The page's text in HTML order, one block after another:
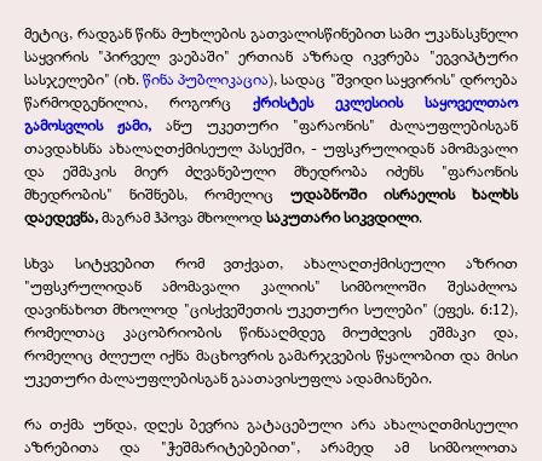
მეტიც, რადგან წინა მუხლების გათვალისწინებით სამი უკანასკნელი
საყვირის "პირველ ვაებაში" ერთიან აზრად იკვრება "ეგვიპტური
სასჯელები" (იხ.წინა პუბლიკაცია), სადაც "შვიდი საყვირის" დროება
წარმოდგენილია, როგორც ქრისტეს ეკლესიის საყოველთაო
გამოსვლის ჟამი,ანუ უკეთური "ფარაონის" ძალაუფლებისგან
თავდახსნა ახალაღთქმისეულ პასექში, - უფსკრულიდან ამომავალი
და ეშმაკის მიერ ძღვანებული მხედრობა იძენს "ფარაონის
მხედრობის" ნიშნებს, რომელიც უდაბნოში ისრაელის ხალხს
დაედევნა,მაგრამ ჰპოვა მხოლოდსაკუთარი სიკვდილი.
სხვა სიტყვებით რომ ვთქვათ, ახალაღთქმისეული აზრით
"უფსკრულიდან ამომავალი კალიის" სიმბოლოში შესაძლოა
დავინახოთ მხოლოდ "ცისქვეშეთის უკეთური სულები" (ეფეს. 6:12),
რომელთაც კაცობრიობის წინააღმდეგ მიუძღვის ეშმაკი და,
რომელიც ძლეულ იქნა მაცხოვრის გამარჯვების წყალობით და მისი
უკეთური ძალაუფლებისგან გაათავისუფლა ადამიანები.
რა თქმა უნდა, დღეს ბევრია გატაცებული არა ახალაღთმისეული
აზრებითა და "ჭეშმარიტებებით", არამედ ამ სიმბოლოთა